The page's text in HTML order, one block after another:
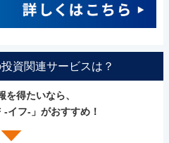
資関連サービスは？
を得たいなら、
イフ-」がおすすめ！